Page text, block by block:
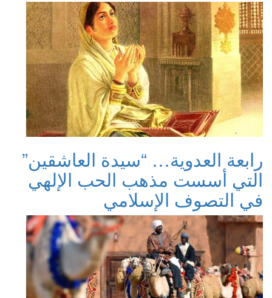
رابعة العدوية… “سيدة العاشقين”
التي أسست مذهب الحب الإلهي
في التصوف الإسلامي